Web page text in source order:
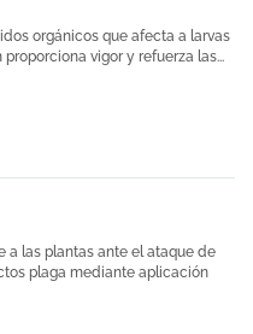
orgánicos que afecta a larvas
proporciona vigor y refuerza las...
a las plantas ante el ataque de
plaga mediante aplicación